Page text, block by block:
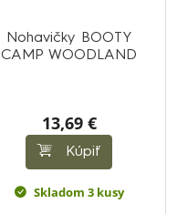
Nohavičky BOOTY
CAMP WOODLAND
13,69 €
Kúpiť
Skladom 3 kusy